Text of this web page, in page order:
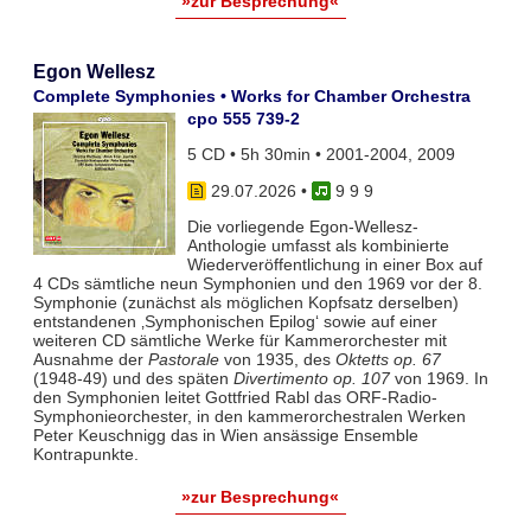
Egon Wellesz
Complete Symphonies • Works for Chamber Orchestra
cpo 555 739-2
5 CD • 5h 30min • 2001-2004, 2009
29.07.2026 •
9 9 9
Die vorliegende Egon-Wellesz-
Anthologie umfasst als kombinierte
Wiederveröffentlichung in einer Box auf
4 CDs sämtliche neun Symphonien und den 1969 vor der 8.
Symphonie (zunächst als möglichen Kopfsatz derselben)
entstandenen ‚Symphonischen Epilog‘ sowie auf einer
weiteren CD sämtliche Werke für Kammerorchester mit
Ausnahme der Pastoralevon 1935, des Oktetts op. 67
(1948-49) und des späten Divertimento op. 107von 1969. In
den Symphonien leitet Gottfried Rabl das ORF-Radio-
Symphonieorchester, in den kammerorchestralen Werken
Peter Keuschnigg das in Wien ansässige Ensemble
Kontrapunkte.
»zur Besprechung«